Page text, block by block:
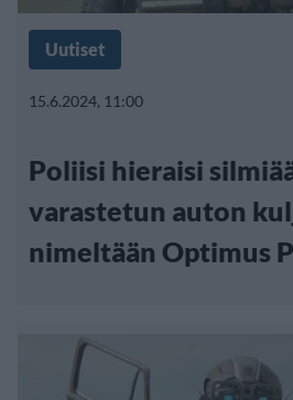
Uutiset
15.6.2024, 11:00
Poliisi hieraisi
varastetun auton
nimeltään Optimus